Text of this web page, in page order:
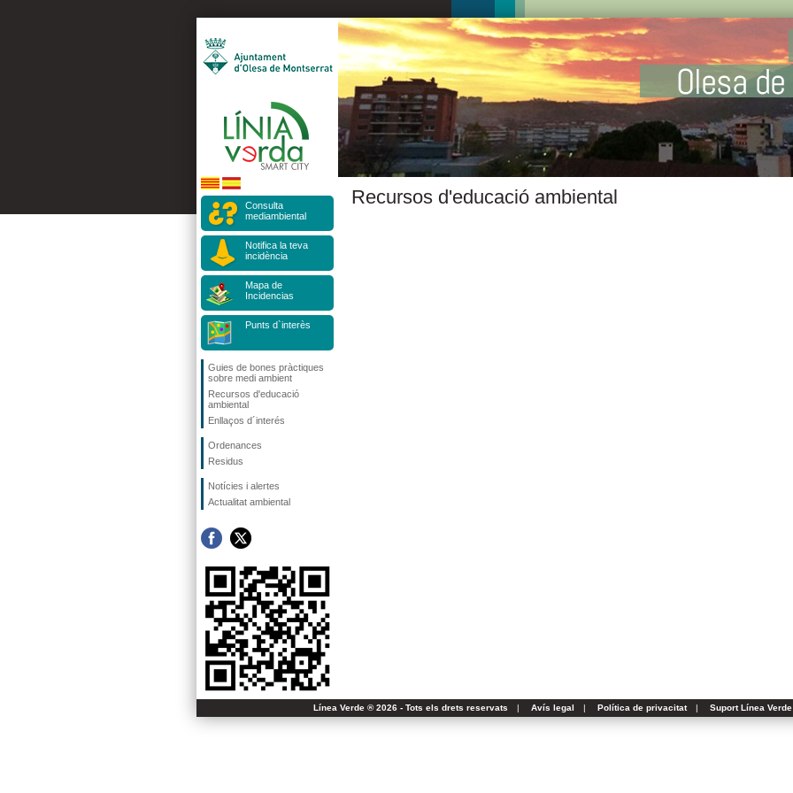
Consulta
mediambiental
Notifica la teva
incidència
Mapa de
Incidencias
Punts d`interès
Guies de bones pràctiques
sobre medi ambient
Recursos d'educació
ambiental
Enllaços d´interés
Ordenances
Residus
Notícies i alertes
Actualitat ambiental
Recursos d'educació ambiental
Línea Verde ® 2026 - Tots els drets reservats | Avís legal | Política de privacitat | Suport Línea Verde